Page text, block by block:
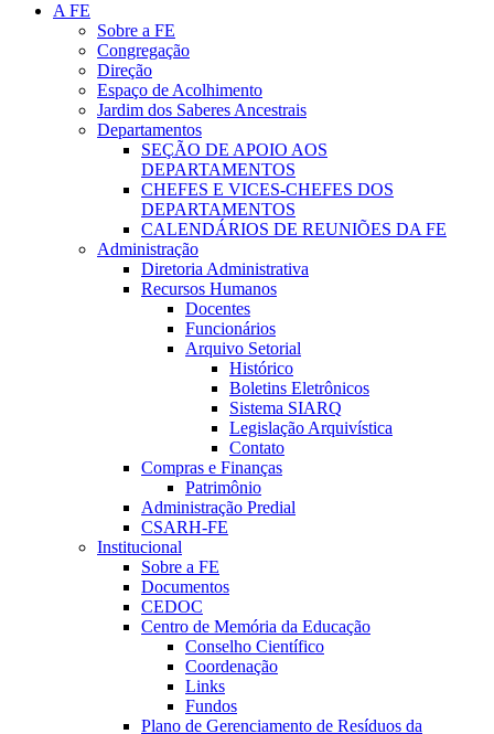
A FE
Sobre a FE
Congregação
Direção
Espaço de Acolhimento
Jardim dos Saberes Ancestrais
Departamentos
SEÇÃO DE APOIO AOS
DEPARTAMENTOS
CHEFES E VICES-CHEFES DOS
DEPARTAMENTOS
CALENDÁRIOS DE REUNIÕES DA FE
Administração
Diretoria Administrativa
Recursos Humanos
Docentes
Funcionários
Arquivo Setorial
Histórico
Boletins Eletrônicos
Sistema SIARQ
Legislação Arquivística
Contato
Compras e Finanças
Patrimônio
Administração Predial
CSARH-FE
Institucional
Sobre a FE
Documentos
CEDOC
Centro de Memória da Educação
Conselho Científico
Coordenação
Links
Fundos
Plano de Gerenciamento de Resíduos da